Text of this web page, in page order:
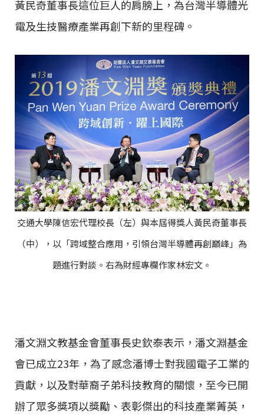
黃民奇董事長這位巨人的肩膀上，為台灣半導體光
電及生技醫療產業再創下新的里程碑。
交通大學陳信宏代理校長（左）與本屆得獎人黃民奇董事長
（中），以「跨域整合應用，引領台灣半導體再創巔峰」為
題進行對談。右為財經專欄作家林宏文。
潘文淵文教基金會董事長史欽泰表示，潘文淵基金
會已成立23年，為了感念潘博士對我國電子工業的
貢獻，以及對華裔子弟科技教育的關懷，至今已開
辦了眾多獎項以獎勵、表彰傑出的科技產業菁英，